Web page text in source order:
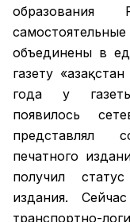
объединены в
газету
года у газеты
появилось
представлял
печатного
получил
издания.
транспортно-